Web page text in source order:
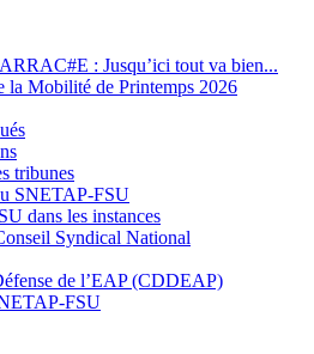
: Jusqu’ici tout va bien...
la Mobilité de Printemps 2026
tribunes
SNETAP-FSU
dans les instances
Syndical National
de l’EAP (CDDEAP)
FSU